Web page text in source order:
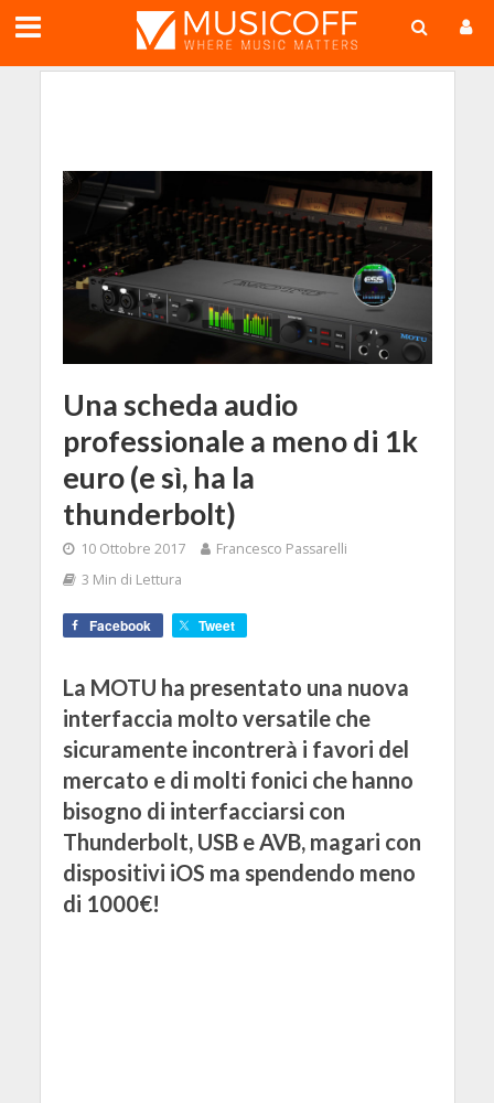
Una scheda audio
professionale a meno di 1k
euro (e sì, ha la
thunderbolt)
10 Ottobre 2017
Francesco Passarelli
3 Min di Lettura
Facebook Tweet
La MOTU ha presentato una nuova
interfaccia molto versatile che
sicuramente incontrerà i favori del
mercato e di molti fonici che hanno
bisogno di interfacciarsi con
Thunderbolt, USB e AVB, magari con
dispositivi iOS ma spendendo meno
di 1000€!